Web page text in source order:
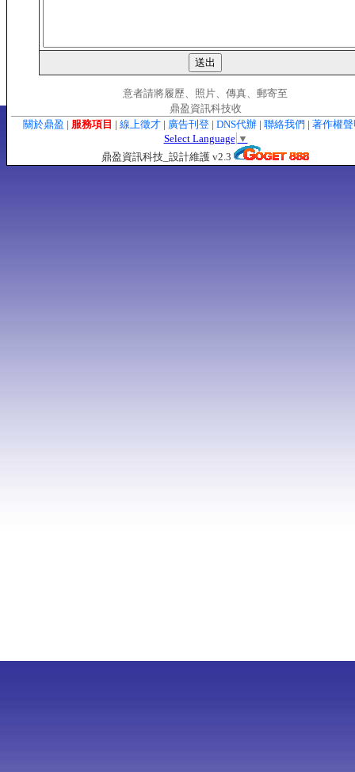
意者請將履歷、照片、傳真、郵寄至
鼎盈資訊科技收
關於鼎盈 | 服務項目 | 線上徵才 | 廣告刊登 | DNS代辦 | 聯絡我們 | 著作
Select Language ▼
鼎盈資訊科技_設計維護 v2.3